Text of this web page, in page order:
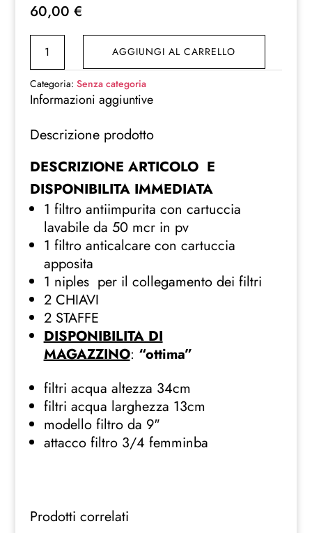
60,00 €
ACQUA
DOPPIO
SX
ANTICALCARE
IMPURITA’
3/4
”
POLIFOSFATO
quantità
AGGIUNGI AL CARRELLO
Categoria: Senza categoria
Informazioni aggiuntive
Descrizione prodotto
DESCRIZIONE ARTICOLO E
DISPONIBILITA IMMEDIATA
1 filtro antiimpurita con cartuccia
lavabile da 50 mcr in pv
1 filtro anticalcare con cartuccia
apposita
1 niples per il collegamento dei filtri
2 CHIAVI
2 STAFFE
DISPONIBILITA DI
MAGAZZINO: “ottima”
filtri acqua altezza 34cm
filtri acqua larghezza 13cm
modello filtro da 9″
attacco filtro 3/4 femminba
Prodotti correlati